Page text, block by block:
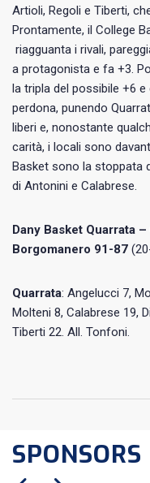
Artioli, Regoli e Tiberti,
Prontamente, il College
riagguanta i rivali,
a protagonista e fa +3.
la tripla del possibile +6 e
perdona, punendo
liberi e, nonostante
carità, i locali sono
Basket sono la stoppata
di Antonini e Calabrese.
Dany Basket Quarrata
Borgomanero 91-87
Quarrata: Angelucci 7,
Molteni 8, Calabrese 19,
Tiberti 22. All. Tonfoni.
SPONSORS